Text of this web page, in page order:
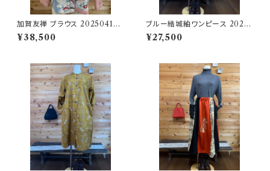
加賀友禅 ブラウス 202504151
708
¥38,500
ブルー結城紬ワンピース 2025
04151704
¥27,500